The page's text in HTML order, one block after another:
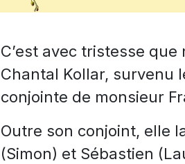
C’est avec tristesse
Chantal Kollar, survenu
conjointe de monsieur
Outre son conjoint, elle
(Simon) et Sébastien